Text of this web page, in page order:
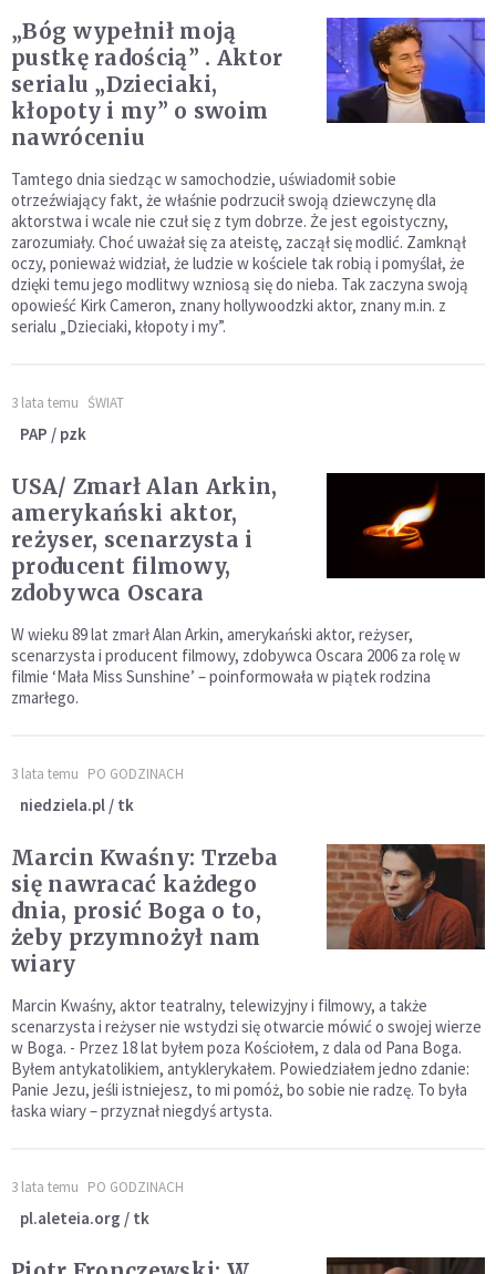
„Bóg wypełnił moją
pustkę radością” . Aktor
serialu „Dzieciaki,
kłopoty i my” o swoim
nawróceniu
Tamtego dnia siedząc w samochodzie, uświadomił sobie
otrzeźwiający fakt, że właśnie podrzucił swoją dziewczynę dla
aktorstwa i wcale nie czuł się z tym dobrze. Że jest egoistyczny,
zarozumiały. Choć uważał się za ateistę, zaczął się modlić. Zamknął
oczy, ponieważ widział, że ludzie w kościele tak robią i pomyślał, że
dzięki temu jego modlitwy wzniosą się do nieba. Tak zaczyna swoją
opowieść Kirk Cameron, znany hollywoodzki aktor, znany m.in. z
serialu „Dzieciaki, kłopoty i my”.
3 lata temu ŚWIAT
PAP / pzk
USA/ Zmarł Alan Arkin,
amerykański aktor,
reżyser, scenarzysta i
producent filmowy,
zdobywca Oscara
W wieku 89 lat zmarł Alan Arkin, amerykański aktor, reżyser,
scenarzysta i producent filmowy, zdobywca Oscara 2006 za rolę w
filmie ‘Mała Miss Sunshine’ – poinformowała w piątek rodzina
zmarłego.
3 lata temu PO GODZINACH
niedziela.pl / tk
Marcin Kwaśny: Trzeba
się nawracać każdego
dnia, prosić Boga o to,
żeby przymnożył nam
wiary
Marcin Kwaśny, aktor teatralny, telewizyjny i filmowy, a także
scenarzysta i reżyser nie wstydzi się otwarcie mówić o swojej wierze
w Boga. - Przez 18 lat byłem poza Kościołem, z dala od Pana Boga.
Byłem antykatolikiem, antyklerykałem. Powiedziałem jedno zdanie:
Panie Jezu, jeśli istniejesz, to mi pomóż, bo sobie nie radzę. To była
łaska wiary – przyznał niegdyś artysta.
3 lata temu PO GODZINACH
pl.aleteia.org / tk